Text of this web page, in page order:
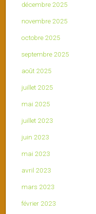
décembre 2025
novembre 2025
octobre 2025
septembre 2025
août 2025
juillet 2025
mai 2025
juillet 2023
juin 2023
mai 2023
avril 2023
mars 2023
février 2023